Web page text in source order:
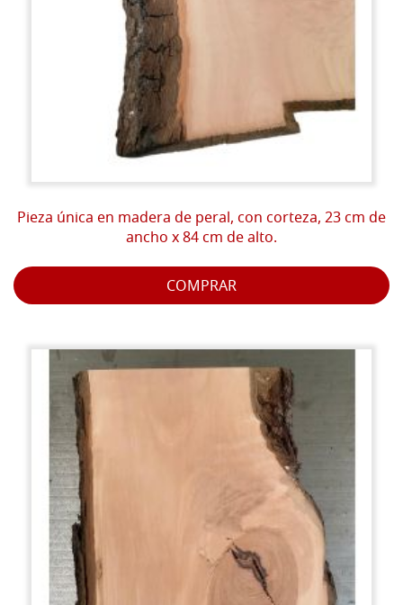
Pieza única en madera de peral, con corteza, 23 cm de
ancho x 84 cm de alto.
COMPRAR